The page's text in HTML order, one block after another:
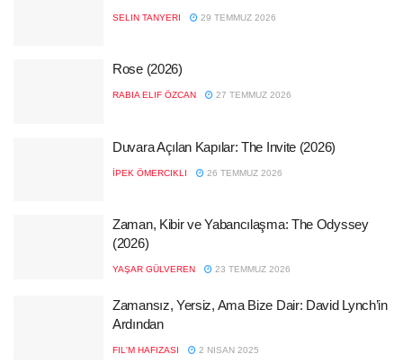
SELIN TANYERI 29 TEMMUZ 2026
Rose (2026)
RABIA ELIF ÖZCAN 27 TEMMUZ 2026
Duvara Açılan Kapılar: The Invite (2026)
İPEK ÖMERCIKLI 26 TEMMUZ 2026
Zaman, Kibir ve Yabancılaşma: The Odyssey
(2026)
YAŞAR GÜLVEREN 23 TEMMUZ 2026
Zamansız, Yersiz, Ama Bize Dair: David Lynch’in
Ardından
FIL'M HAFIZASI 2 NISAN 2025